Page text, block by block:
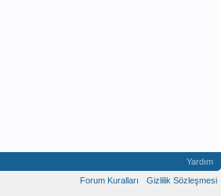
Yardım
Forum Kuralları
Gizlilik Sözleşmesi